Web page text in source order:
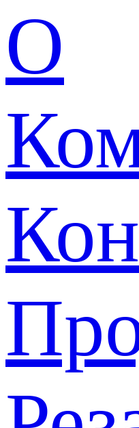
О